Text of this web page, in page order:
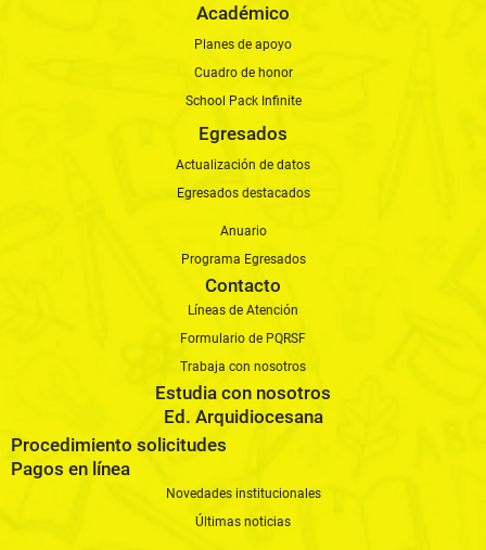
Académico
Planes de apoyo
Cuadro de honor
School Pack Infinite
Egresados
Actualización de datos
Egresados destacados
Anuario
Programa Egresados
Contacto
Líneas de Atención
Formulario de PQRSF
Trabaja con nosotros
Estudia con nosotros
Ed. Arquidiocesana
Procedimiento solicitudes
Pagos en línea
Novedades institucionales
Últimas noticias